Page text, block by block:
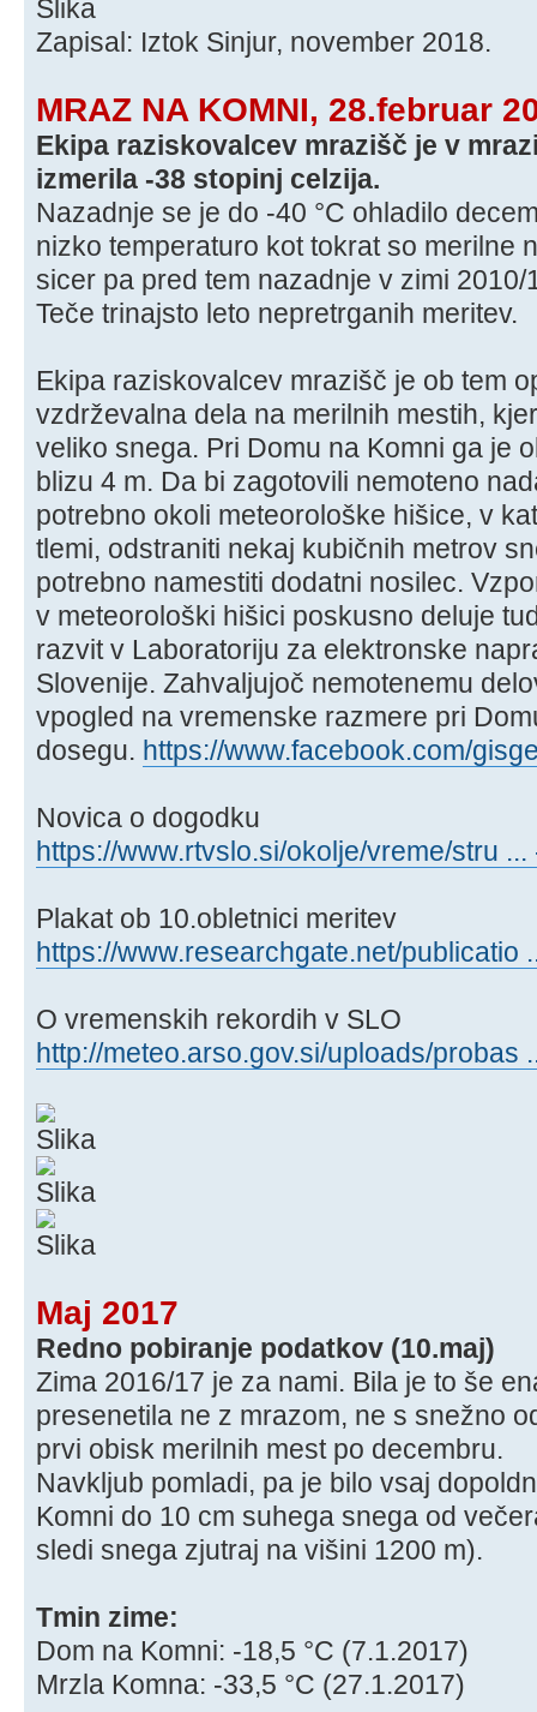
Zapisal: Iztok Sinjur, november 2018.
MRAZ NA KOMNI, 28.februar
Ekipa raziskovalcev mrazišč je v
izmerila -38 stopinj celzija.
Nazadnje se je do -40 °C ohladilo
nizko temperaturo kot tokrat so merilne
sicer pa pred tem nazadnje v zimi 2010/
Teče trinajsto leto nepretrganih meritev.
Ekipa raziskovalcev mrazišč je ob tem
vzdrževalna dela na merilnih mestih,
veliko snega. Pri Domu na Komni ga je
blizu 4 m. Da bi zagotovili nemoteno
potrebno okoli meteorološke hišice, v
tlemi, odstraniti nekaj kubičnih metrov
potrebno namestiti dodatni nosilec.
v meteorološki hišici poskusno deluje
razvit v Laboratoriju za elektronske
Slovenije. Zahvaljujoč nemotenemu
vpogled na vremenske razmere pri
dosegu. https://www.facebook.com/
Novica o dogodku
https://www.rtvslo.si/okolje/vreme/stru
Plakat ob 10.obletnici meritev
https://www.researchgate.net/publicatio
O vremenskih rekordih v SLO
http://meteo.arso.gov.si/uploads/probas
Maj 2017
Redno pobiranje podatkov (10.maj)
Zima 2016/17 je za nami. Bila je to še
presenetila ne z mrazom, ne s snežno
prvi obisk merilnih mest po decembru.
Navkljub pomladi, pa je bilo vsaj
Komni do 10 cm suhega snega od
sledi snega zjutraj na višini 1200 m).
Tmin zime:
Dom na Komni: -18,5 °C (7.1.2017)
Mrzla Komna: -33,5 °C (27.1.2017)